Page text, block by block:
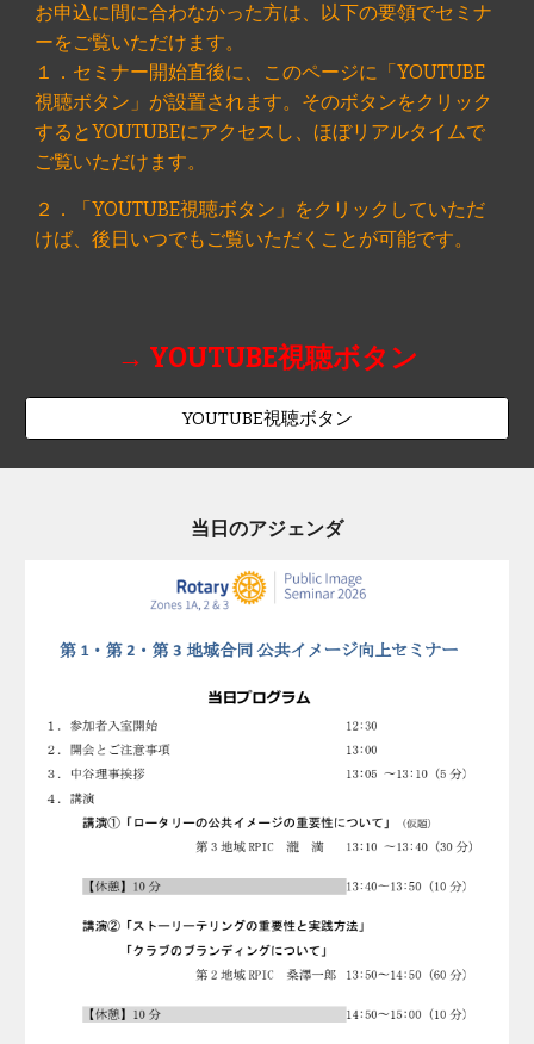
お申込に間に合わなかった方は、以下の要領でセミナ
ーをご覧いただけます。
１．セミナー開始直後に、このページに「YOUTUBE
視聴ボタン」が設置されます。そのボタンをクリック
するとYOUTUBEにアクセスし、ほぼリアルタイムで
ご覧いただけます。
２．「YOUTUBE視聴ボタン」をクリックしていただ
けば、後日いつでもご覧いただくことが可能です。
→ YOUTUBE視聴ボタン
YOUTUBE視聴ボタン
当日のアジェンダ